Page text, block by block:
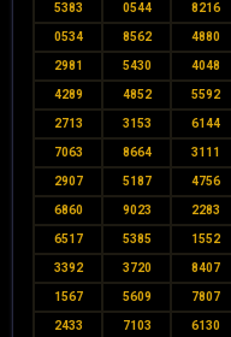
5383 0544 8216
0534 8562 4880
2981 5430 4048
4289 4852 5592
2713 3153 6144
7063 8664 3111
2907 5187 4756
6860 9023 2283
6517 5385 1552
3392 3720 8407
1567 5609 7807
2433 7103 6130